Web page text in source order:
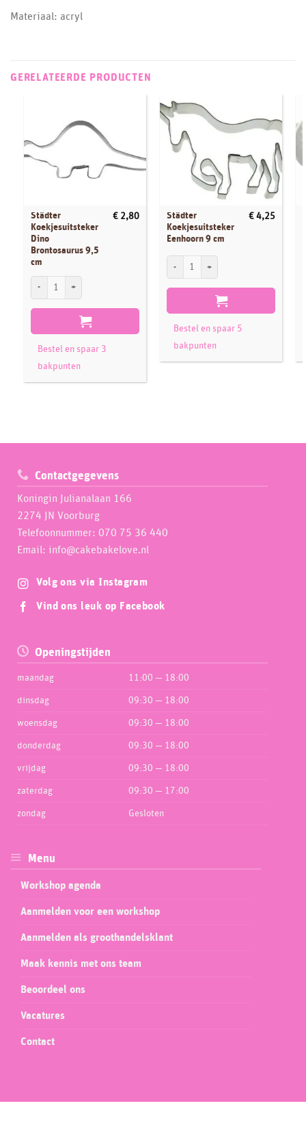
Materiaal: acryl
GERELATEERDE PRODUCTEN
Städter
Koekjesuitsteker
Dino
Brontosaurus 9,5
cm
€ 2,80
Städter Koekjesuitsteker Dino Brontosaurus 9,5 cm aantal
Bestel en spaar 3
bakpunten
Städter
Koekjesuitsteker
Eenhoorn 9 cm
€ 4,25
Städter Koekjesuitsteker Eenhoorn 9 cm
Bestel en spaar 5
bakpunten
Contactgegevens
Koningin Julianalaan 166
2274 JN Voorburg
Telefoonnummer: 070 75 36 440
Email: info@cakebakelove.nl
Volg ons via Instagram
Vind ons leuk op Facebook
Openingstijden
maandag 11:00 — 18:00
dinsdag 09:30 — 18:00
woensdag 09:30 — 18:00
donderdag 09:30 — 18:00
vrijdag 09:30 — 18:00
zaterdag 09:30 — 17:00
zondag Gesloten
Menu
Workshop agenda
Aanmelden voor een workshop
Aanmelden als groothandelsklant
Maak kennis met ons team
Beoordeel ons
Vacatures
Contact